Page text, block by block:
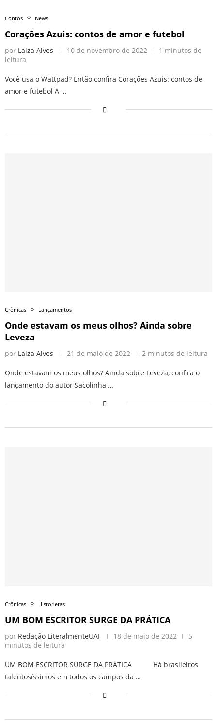
Contos News
Corações Azuis: contos de amor e futebol
por Laiza Alves 10 de novembro de 2022
1 minutos de
leitura
Você usa o Wattpad? Então confira Corações Azuis: contos de
amor e futebol A …
Crônicas Lançamentos
Onde estavam os meus olhos? Ainda sobre
Leveza
por Laiza Alves 21 de maio de 2022 2 minutos de leitura
Onde estavam os meus olhos? Ainda sobre Leveza, confira o
lançamento do autor Sacolinha …
Crônicas Historietas
UM BOM ESCRITOR SURGE DA PRÁTICA
por Redação LiteralmenteUAI 18 de maio de 2022
5
minutos de leitura
UM BOM ESCRITOR SURGE DA PRÁTICA Há brasileiros
talentosíssimos em todos os campos da …